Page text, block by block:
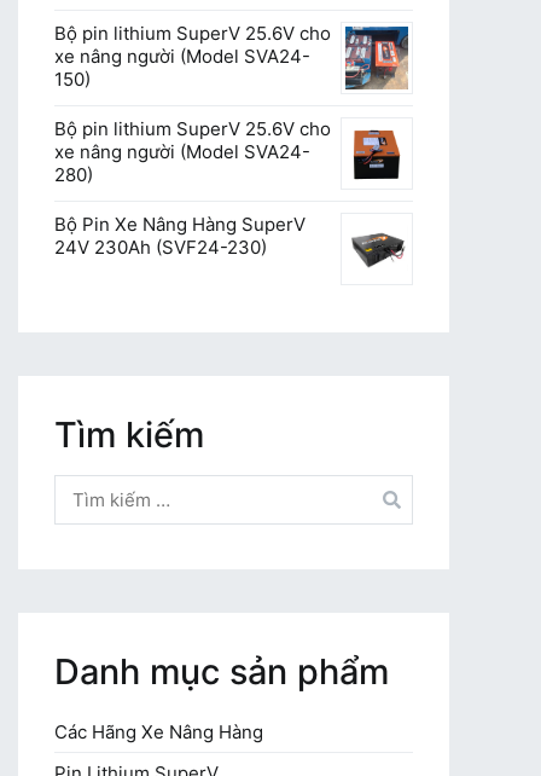
Bộ pin lithium SuperV 25.6V cho
xe nâng người (Model SVA24-
150)
Bộ pin lithium SuperV 25.6V cho
xe nâng người (Model SVA24-
280)
Bộ Pin Xe Nâng Hàng SuperV
24V 230Ah (SVF24-230)
Tìm kiếm
kiếm
cho:
Danh mục sản phẩm
Các Hãng Xe Nâng Hàng